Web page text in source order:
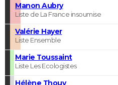
Manon Aubry
Liste de La France insoumise
Valérie Hayer
Liste Ensemble
Marie Toussaint
Liste Les Ecologistes
Hélène Thouy